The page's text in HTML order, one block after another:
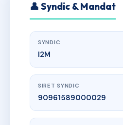
👤 Syndic & Mandat
SYNDIC
I2M
SIRET SYNDIC
90961589000029